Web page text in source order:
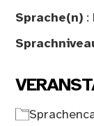
Sprache(n) :